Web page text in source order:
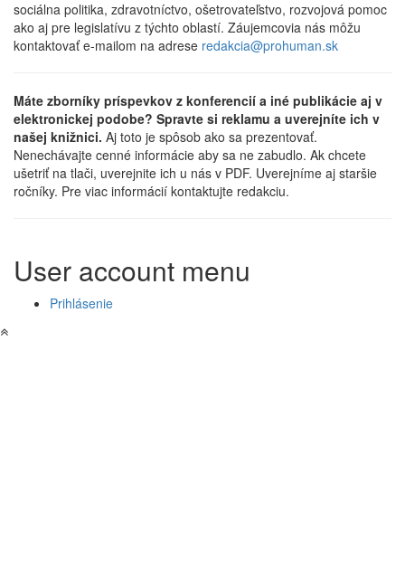
sociálna politika, zdravotníctvo, ošetrovateľstvo, rozvojová pomoc
ako aj pre legislatívu z týchto oblastí. Záujemcovia nás môžu
kontaktovať e-mailom na adrese redakcia@prohuman.sk
Máte zborníky príspevkov z konferencií a iné publikácie aj v
elektronickej podobe? Spravte si reklamu a uverejníte ich v
našej knižnici. Aj toto je spôsob ako sa prezentovať.
Nenechávajte cenné informácie aby sa ne zabudlo. Ak chcete
ušetriť na tlači, uverejnite ich u nás v PDF. Uverejníme aj staršie
ročníky. Pre viac informácií kontaktujte redakciu.
User account menu
Prihlásenie